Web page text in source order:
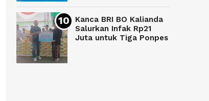
Kanca BRI BO Kalianda
Salurkan Infak Rp21
Juta untuk Tiga Ponpes